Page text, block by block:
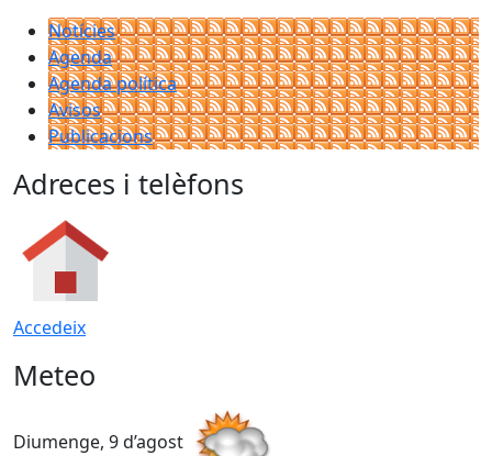
Notícies
Agenda
Agenda política
Avisos
Publicacions
Adreces i telèfons
Accedeix
Meteo
Diumenge, 9 d’agost